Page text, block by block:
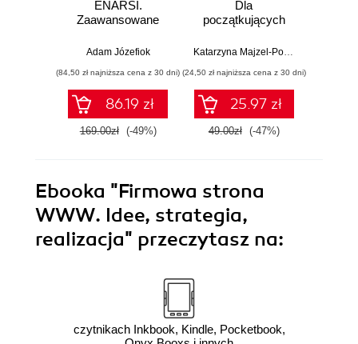
ENARSI.
Zaawansowane
sieciami
bezpieczeństwo
sieci
Adam Józefiok
(84,50 zł najniższa cena z 30 dni)
86.19 zł
169.00zł (-49%)
Dla
początkujących
Katarzyna Majzel-Pośpiech
(24,50 zł najniższa cena z 30 dni)
25.97 zł
49.00zł (-47%)
Ebooka "Firmowa strona
WWW. Idee, strategia,
realizacja" przeczytasz na:
czytnikach Inkbook, Kindle, Pocketbook,